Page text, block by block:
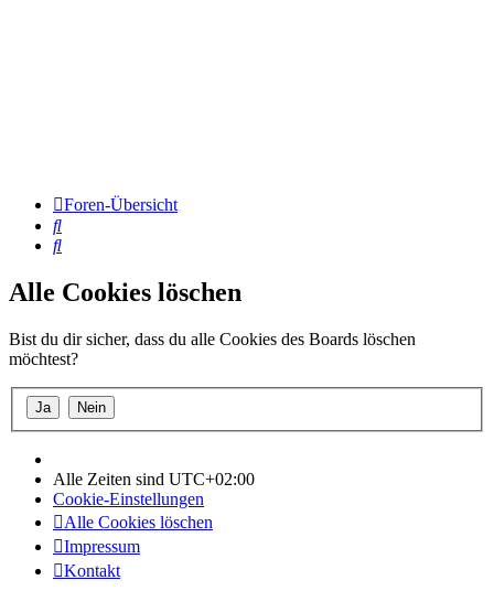
Foren-Übersicht
Suche
Suche
Alle Cookies löschen
Bist du dir sicher, dass du alle Cookies des Boards löschen
möchtest?
Alle Zeiten sind UTC+02:00
Cookie-Einstellungen
Alle Cookies löschen
Impressum
Kontakt